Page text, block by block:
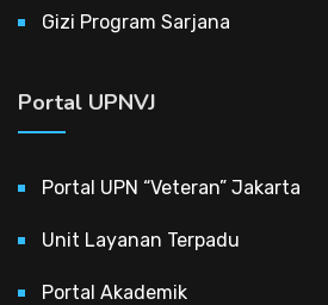
Gizi Program Sarjana
Portal UPNVJ
Portal UPN “Veteran” Jakarta
Unit Layanan Terpadu
Portal Akademik